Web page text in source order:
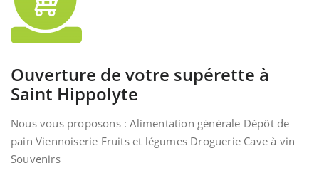
Ouverture de votre supérette à
Saint Hippolyte
Nous vous proposons : Alimentation générale Dépôt de
pain Viennoiserie Fruits et légumes Droguerie Cave à vin
Souvenirs